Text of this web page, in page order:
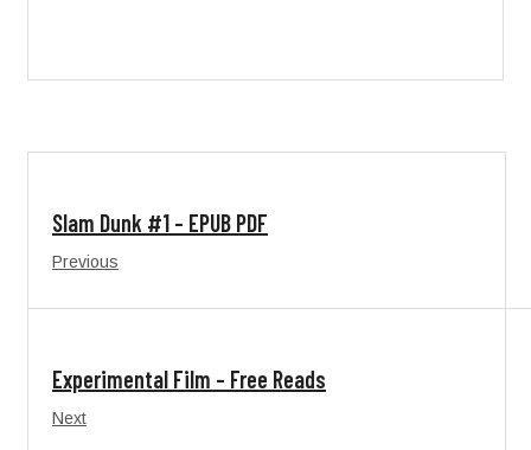
Slam Dunk #1 – EPUB PDF
Previous
Experimental Film – Free Reads
Next